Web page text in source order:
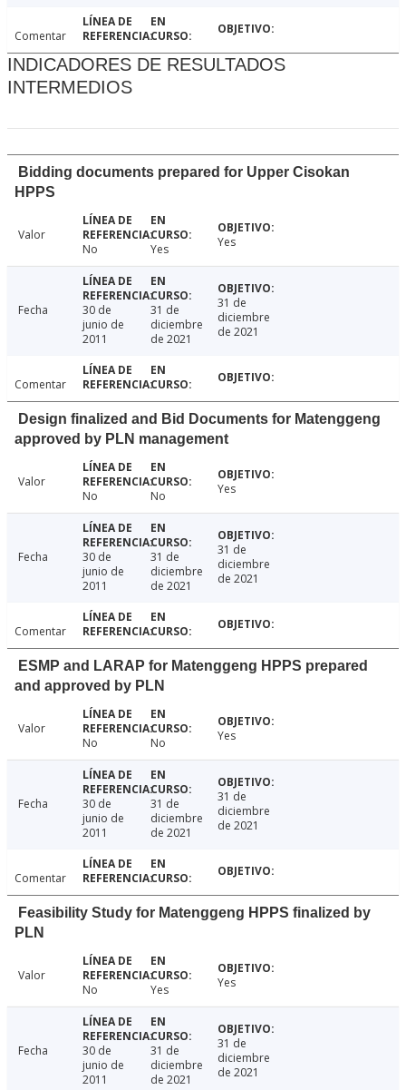
Comentar
INDICADORES DE RESULTADOS
INTERMEDIOS
Bidding documents prepared for Upper Cisokan
HPPS
Valor
No
Yes Yes
Fecha
30 de
junio de
2011
31 de
diciembre
de 2021
31 de
diciembre
de 2021
Comentar
Design finalized and Bid Documents for Matenggeng
approved by PLN management
Valor
No
No Yes
Fecha
30 de
junio de
2011
31 de
diciembre
de 2021
31 de
diciembre
de 2021
Comentar
ESMP and LARAP for Matenggeng HPPS prepared
and approved by PLN
Valor
No
No Yes
Fecha
30 de
junio de
2011
31 de
diciembre
de 2021
31 de
diciembre
de 2021
Comentar
Feasibility Study for Matenggeng HPPS finalized by
PLN
Valor
No
Yes Yes
Fecha
30 de
junio de
2011
31 de
diciembre
de 2021
31 de
diciembre
de 2021